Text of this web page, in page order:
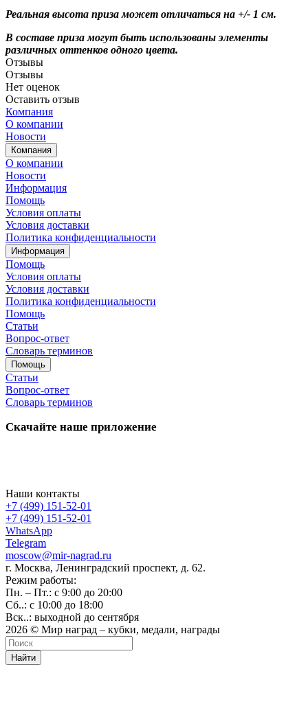
Реальная высота приза может отличаться на +/- 1 см.
В составе приза могут быть использованы элементы
различных оттенков одного цвета.
Отзывы
Отзывы
Нет оценок
Оставить отзыв
Компания
О компании
Новости
Компания
О компании
Новости
Информация
Помощь
Условия оплаты
Условия доставки
Политика конфиденциальности
Информация
Помощь
Условия оплаты
Условия доставки
Политика конфиденциальности
Помощь
Статьи
Вопрос-ответ
Словарь терминов
Помощь
Статьи
Вопрос-ответ
Словарь терминов
Скачайте наше приложение
Наши контакты
+7 (499) 151-52-01
+7 (499) 151-52-01
WhatsApp
Telegram
moscow@mir-nagrad.ru
г. Москва, Ленинградский проспект, д. 62.
Режим работы:
Пн. – Пт.: с 9:00 до 20:00
Сб..: с 10:00 до 18:00
Вск..: выходной до сентября
2026 © Мир наград – кубки, медали, награды
Найти